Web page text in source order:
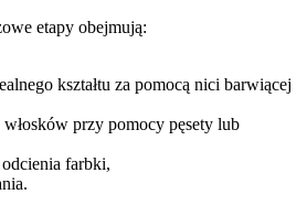
etapy obejmują:
kształtu za pomocą nici barwiącej
przy pomocy pęsety lub
farbki,